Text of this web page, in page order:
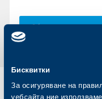
Бисквитки
За осигуряване на
уебсайта ние
Обратно към всички
Индивидуални